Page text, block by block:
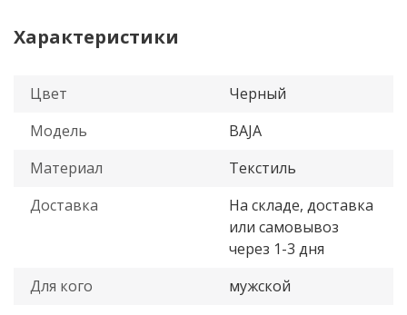
Характеристики
Цвет
Черный
Модель
BAJA
Материал
Текстиль
Доставка
На складе, доставка
или самовывоз
через 1-3 дня
Для кого
мужской